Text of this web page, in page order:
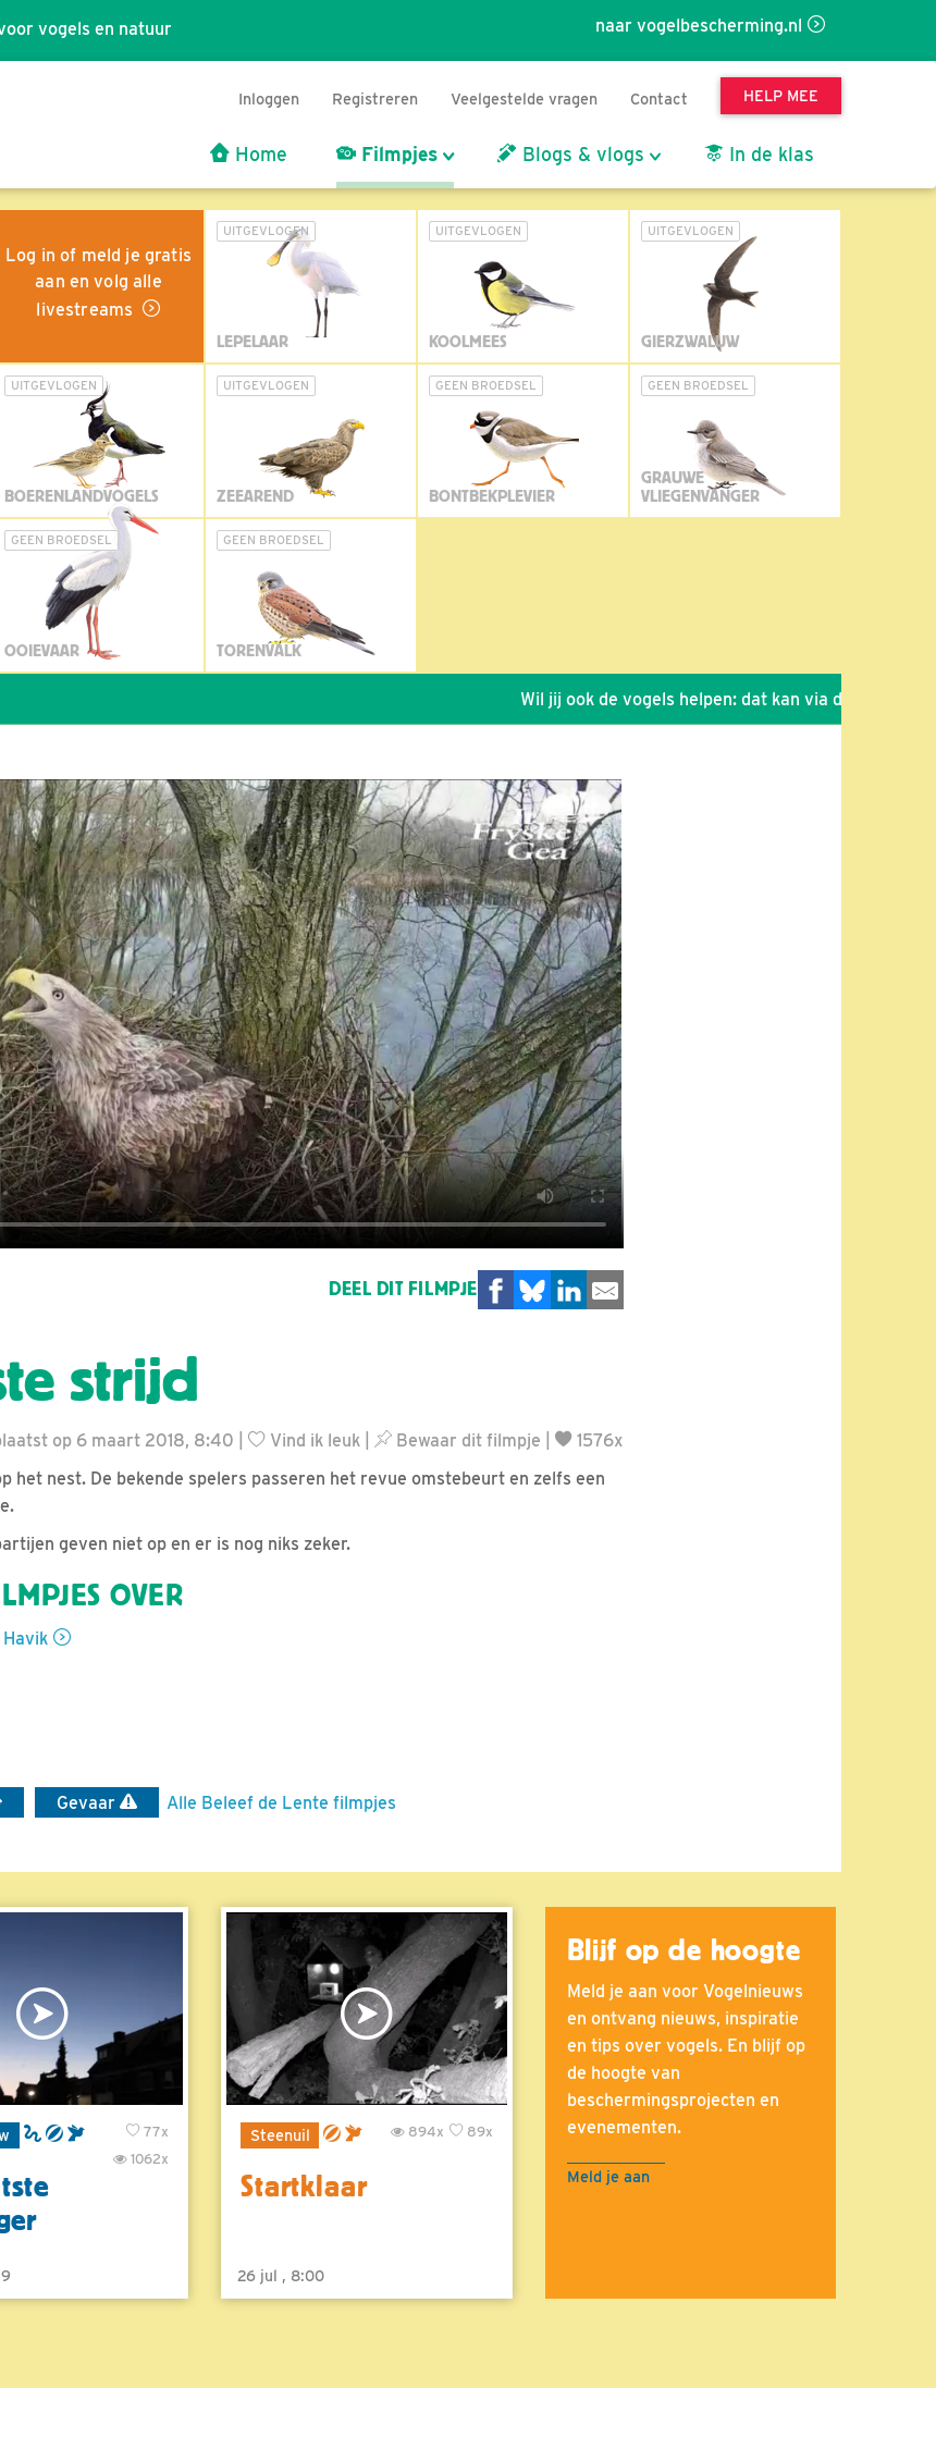
naar vogelbescherming.nl
vogels en natuur
Inloggen Registreren Veelgestelde vragen Contact HELP MEE
Home Filmpjes Blogs & vlogs In de klas
Log in of meld je gratis
aan en volg alle
livestreams
UITGEVLOGEN
LEPELAAR
UITGEVLOGEN
KOOLMEES
UITGEVLOGEN
GIERZWALUW
UITGEVLOGEN
BOERENLANDVOGELS
UITGEVLOGEN
ZEEAREND
GEEN BROEDSEL
BONTBEKPLEVIER
GEEN BROEDSEL
GRAUWE
VLIEGENVANGER
GEEN BROEDSEL
OOIEVAAR
GEEN BROEDSEL
TORENVALK
Wil jij ook de vogels helpen: dat kan via de link!
DEEL DIT FILMPJE
strijd
op 6 maart 2018, 8:40 | Vind ik leuk Bewaar dit filmpje
1576x
het nest. De bekende spelers passeren het revue omstebeurt en zelfs een
geven niet op en er is nog niks zeker.
OVER
Havik
Gevaar Alle Beleef de Lente filmpjes
77x
1062x
Steenuil 89x
894x
Startklaar
26 jul , 8:00
Blijf op de hoogte
Meld je aan voor Vogelnieuws
en ontvang nieuws, inspiratie
en tips over vogels. En blijf op
de hoogte van
beschermingsprojecten en
evenementen.
Meld je aan